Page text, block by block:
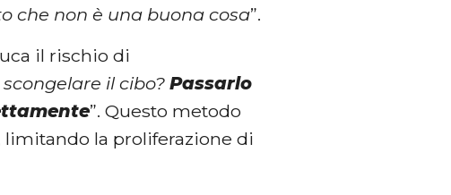
che non è una buona cosa”.
il rischio di
il cibo?Passarlo
”. Questo metodo
limitando la proliferazione di